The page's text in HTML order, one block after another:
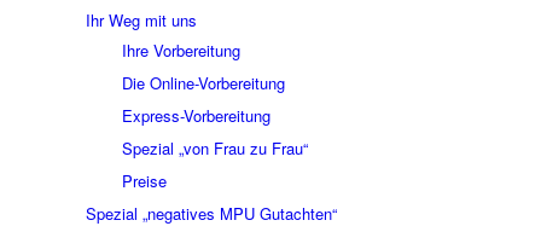
Ihr Weg mit uns
Ihre Vorbereitung
Die Online-Vorbereitung
Express-Vorbereitung
Spezial „von Frau zu Frau“
Preise
Spezial „negatives MPU Gutachten“